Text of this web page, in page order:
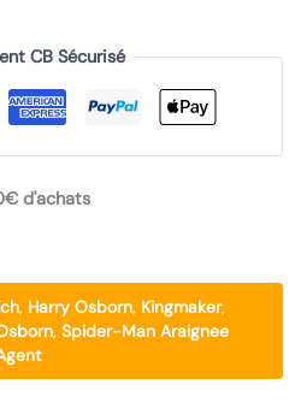
CB Sécurisé
d'achats
, Harry Osborn, Kingmaker,
, Spider-Man Araignee